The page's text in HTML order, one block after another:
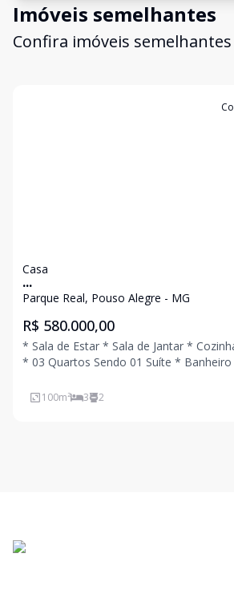
Imóveis semelhantes
Confira imóveis semelhantes
Casa
...
Parque Real, Pouso Alegre - MG
R$ 580.000,00
* Sala de Estar * Sala de Jantar *
* 03 Quartos Sendo 01 Suíte *
Ligue Agora Mesmo e Agende Uma
100m² 3 2